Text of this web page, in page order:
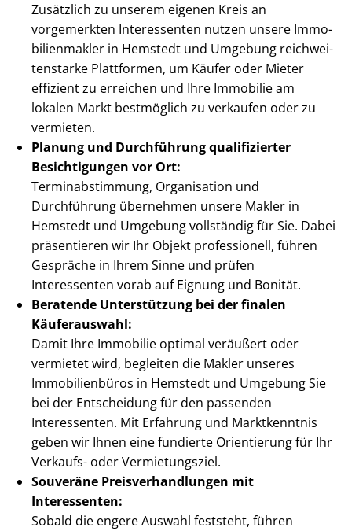
Zusätzlich zu unserem eigenen Kreis an
vorgemerkten Interessenten nutzen unsere Im­mo­
bi­li­en­mak­ler in Hemstedt und Umgebung reich­wei­
ten­star­ke Plattformen, um Käufer oder Mieter
effizient zu erreichen und Ihre Immobilie am
lokalen Markt bestmöglich zu verkaufen oder zu
vermieten.
Planung und Durchführung qualifizierter
Besichtigungen vor Ort:
Ter­min­ab­stim­mung, Organisation und
Durchführung übernehmen unsere Makler in
Hemstedt und Umgebung vollständig für Sie. Dabei
präsentieren wir Ihr Objekt professionell, führen
Gespräche in Ihrem Sinne und prüfen
Interessenten vorab auf Eignung und Bonität.
Beratende Unterstützung bei der finalen
Käuferauswahl:
Damit Ihre Immobilie optimal veräußert oder
vermietet wird, begleiten die Makler unseres
Immobilienbüros in Hemstedt und Umgebung Sie
bei der Entscheidung für den passenden
Interessenten. Mit Erfahrung und Marktkenntnis
geben wir Ihnen eine fundierte Orientierung für Ihr
Verkaufs- oder Vermietungsziel.
Souveräne Preis­ver­hand­lun­gen mit
Interessenten:
Sobald die engere Auswahl feststeht, führen